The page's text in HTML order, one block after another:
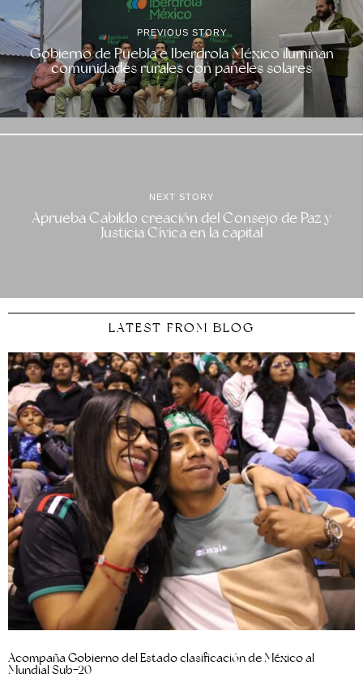
PREVIOUS STORY
Gobierno de Puebla e Iberdrola México iluminan
comunidades rurales con paneles solares
NEXT STORY
Aprueba Cabildo creación del Consejo de Paz y
Justicia Cívica en la capital
LATEST FROM BLOG
Acompaña Gobierno del Estado clasificación de México al
Mundial Sub-20